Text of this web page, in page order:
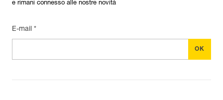
e rimani connesso alle nostre novità
E-mail *